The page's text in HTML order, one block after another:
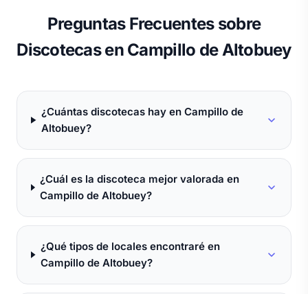
Preguntas Frecuentes sobre
Discotecas en Campillo de Altobuey
¿Cuántas discotecas hay en Campillo de
Altobuey?
¿Cuál es la discoteca mejor valorada en
Campillo de Altobuey?
¿Qué tipos de locales encontraré en
Campillo de Altobuey?